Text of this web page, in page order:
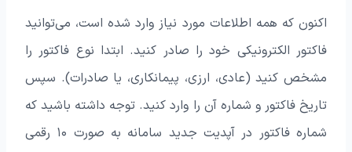
اکنون که همه اطلاعات مورد نیاز وارد شده است، می‌توانید
فاکتور الکترونیکی خود را صادر کنید. ابتدا نوع فاکتور را
مشخص کنید (عادی، ارزی، پیمانکاری، یا صادرات). سپس
تاریخ فاکتور و شماره آن را وارد کنید. توجه داشته باشید که
شماره فاکتور در آپدیت جدید سامانه به صورت ۱۰ رقمی